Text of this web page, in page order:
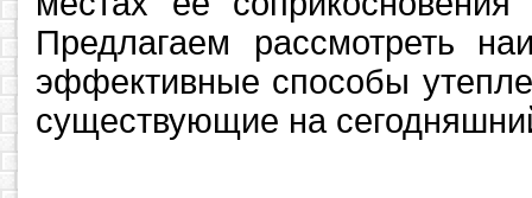
Предлагаем рассмотреть
эффективные способы
существующие на